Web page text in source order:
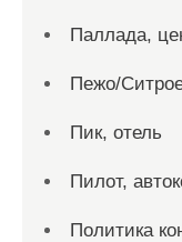
Паллада,
Пежо/
Пик, отель
Пилот,
Политика